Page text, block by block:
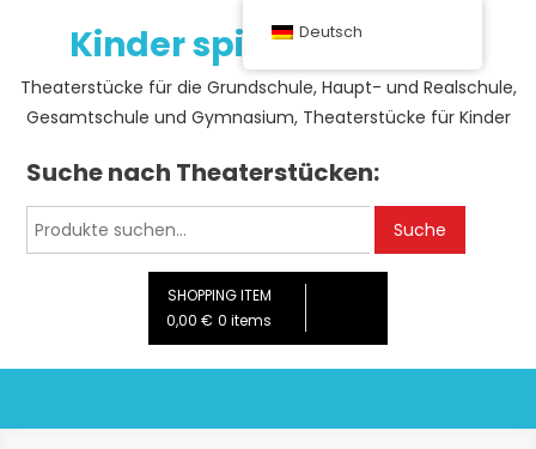
Kinder spielen Theater
Theaterstücke für die Grundschule, Haupt- und Realschule,
Gesamtschule und Gymnasium, Theaterstücke für Kinder
Suche nach Theaterstücken:
Suche
nach:
Suche
SHOPPING ITEM
0,00 € 0 items
Deutsch